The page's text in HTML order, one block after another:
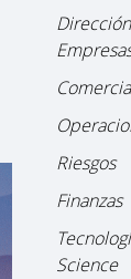
Riesgos
Finanzas
Science